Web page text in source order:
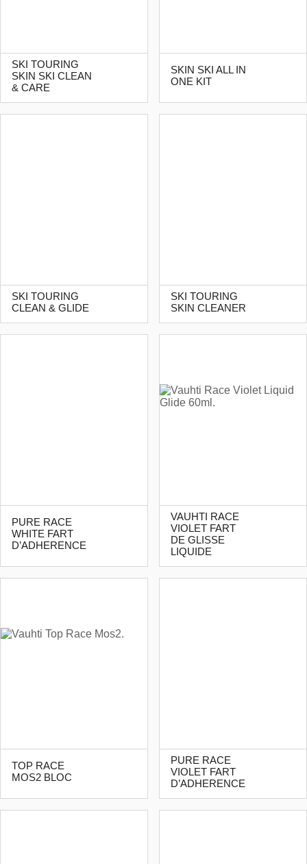
SKI TOURING
SKIN SKI CLEAN
& CARE
SKIN SKI ALL IN
ONE KIT
SKI TOURING
CLEAN & GLIDE
SKI TOURING
SKIN CLEANER
PURE RACE
WHITE FART
D’ADHERENCE
VAUHTI RACE
VIOLET FART
DE GLISSE
LIQUIDE
TOP RACE
MOS2 BLOC
PURE RACE
VIOLET FART
D’ADHERENCE